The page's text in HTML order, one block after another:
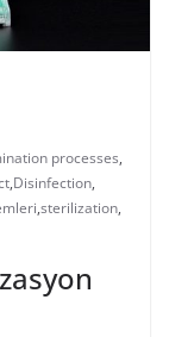
processes,
,Disinfection,
,sterilization,